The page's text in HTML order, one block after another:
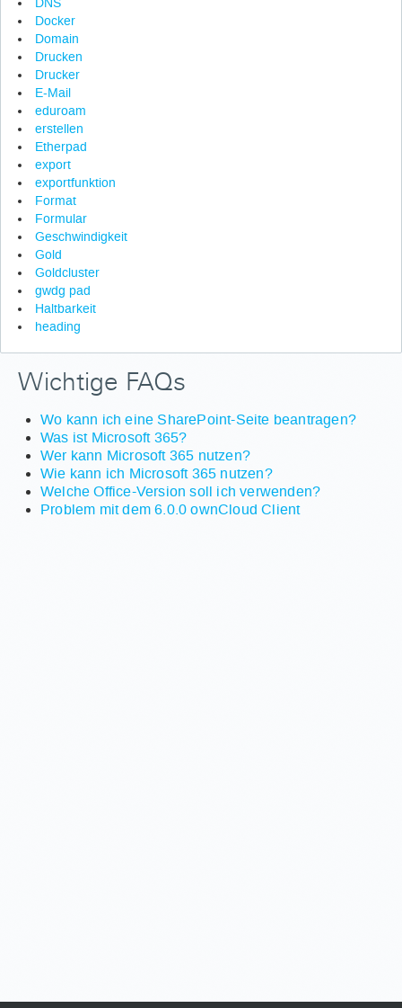
Docker
Domain
Drucken
Drucker
E-Mail
eduroam
erstellen
Etherpad
export
exportfunktion
Format
Formular
Geschwindigkeit
Gold
Goldcluster
gwdg pad
Haltbarkeit
heading
Wichtige FAQs
Wo kann ich eine SharePoint-Seite beantragen?
Was ist Microsoft 365?
Wer kann Microsoft 365 nutzen?
Wie kann ich Microsoft 365 nutzen?
Welche Office-Version soll ich verwenden?
Problem mit dem 6.0.0 ownCloud Client